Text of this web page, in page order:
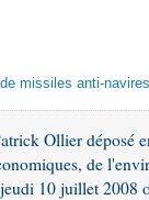
missiles anti-
Ollier déposé
de
10 juillet 2008